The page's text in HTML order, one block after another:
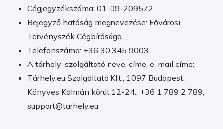
Cégjegyzékszáma: 01-09-209572
Bejegyző hatóság megnevezése: Fővárosi
Törvényszék Cégbírósága
Telefonszáma: +36 30 345 9003
A tárhely-szolgáltató neve, címe, e-mail címe:
Tárhely.eu Szolgáltató Kft., 1097 Budapest,
Könyves Kálmán körút 12-24., +36 1 789 2 789,
support@tarhely.eu